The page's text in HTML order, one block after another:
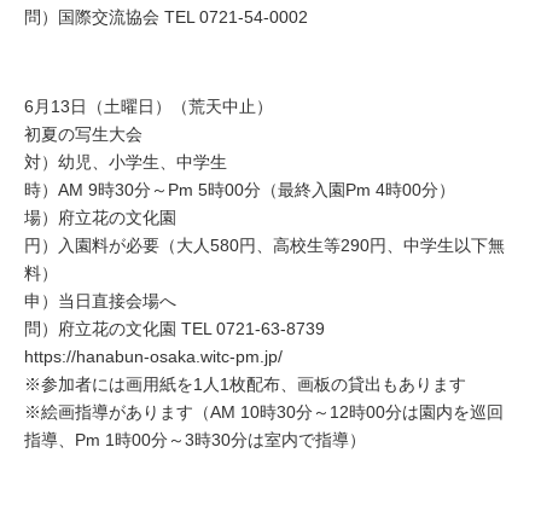
問）国際交流協会 TEL 0721-54-0002
6月13日（土曜日）（荒天中止）
初夏の写生大会
対）幼児、小学生、中学生
時）AM 9時30分～Pm 5時00分（最終入園Pm 4時00分）
場）府立花の文化園
円）入園料が必要（大人580円、高校生等290円、中学生以下無
料）
申）当日直接会場へ
問）府立花の文化園 TEL 0721-63-8739
https://hanabun-osaka.witc-pm.jp/
※参加者には画用紙を1人1枚配布、画板の貸出もあります
※絵画指導があります（AM 10時30分～12時00分は園内を巡回
指導、Pm 1時00分～3時30分は室内で指導）